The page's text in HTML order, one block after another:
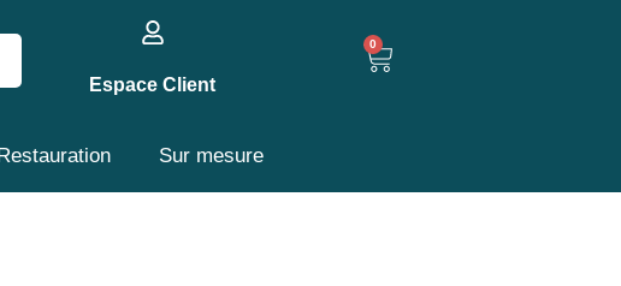
Espace Client
0
Sur mesure